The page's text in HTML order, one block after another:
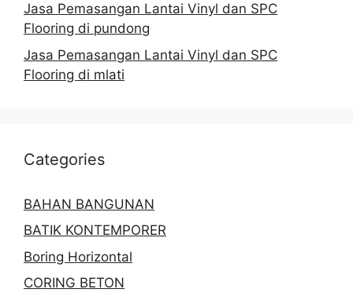
Jasa Pemasangan Lantai Vinyl dan SPC
Flooring di pundong
Jasa Pemasangan Lantai Vinyl dan SPC
Flooring di mlati
Categories
BAHAN BANGUNAN
BATIK KONTEMPORER
Boring Horizontal
CORING BETON